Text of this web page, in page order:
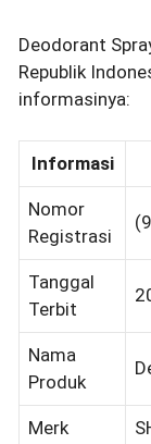
Deodorant
Republik
informasinya:
Informasi
Nomor
Registrasi
Tanggal
Terbit
Nama
Produk
Merk